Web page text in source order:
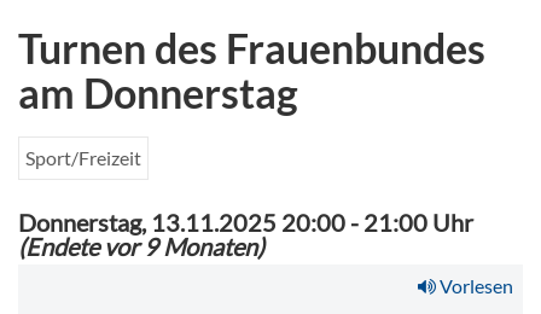
Turnen des Frauenbundes
am Donnerstag
Sport/Freizeit
Donnerstag, 13.11.2025 20:00 - 21:00 Uhr
(Endete vor 9 Monaten)
Vorlesen